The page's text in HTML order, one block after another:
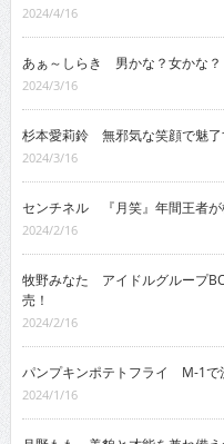
2024/4/16
あぁ～しらき 男かな？女かな？
2024/3/16
杉本愛莉鈴 無邪気な笑顔で魅了
2024/3/16
センチネル 『月笑』年間王者が
2024/2/16
牧野みなた アイドルグループ
売！
2024/2/16
パンプキンポテトフライ M-1で
2024/1/16